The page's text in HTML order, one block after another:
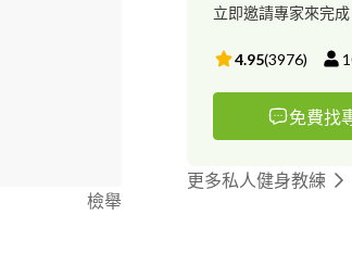
檢舉
立即邀請專家來完成
4.95(3976)
免費找
更多私人健身教練